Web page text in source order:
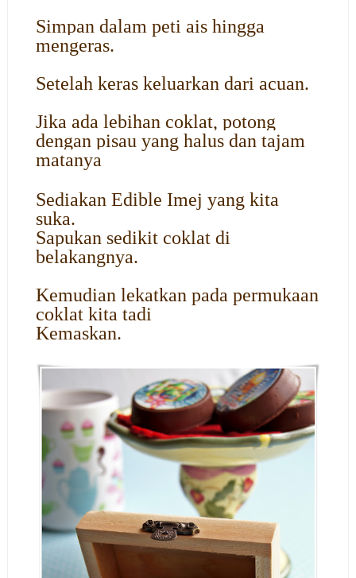
Simpan dalam peti ais hingga
mengeras.
Setelah keras keluarkan dari acuan.
Jika ada lebihan coklat, potong
dengan pisau yang halus dan tajam
matanya
Sediakan Edible Imej yang kita
suka.
Sapukan sedikit coklat di
belakangnya.
Kemudian lekatkan pada permukaan
coklat kita tadi
Kemaskan.